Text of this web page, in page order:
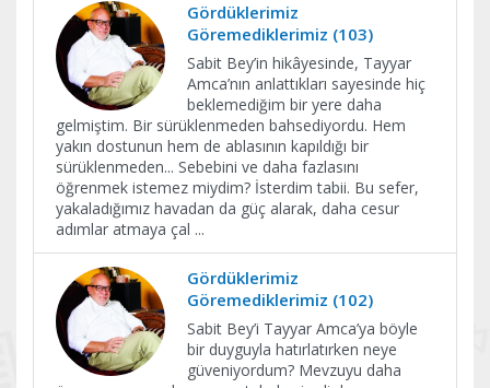
Gördüklerimiz
Göremediklerimiz (103)
Sabit Bey’in hikâyesinde, Tayyar
Amca’nın anlattıkları sayesinde hiç
beklemediğim bir yere daha
gelmiştim. Bir sürüklenmeden bahsediyordu. Hem
yakın dostunun hem de ablasının kapıldığı bir
sürüklenmeden... Sebebini ve daha fazlasını
öğrenmek istemez miydim? İsterdim tabii. Bu sefer,
yakaladığımız havadan da güç alarak, daha cesur
adımlar atmaya çal ...
Gördüklerimiz
Göremediklerimiz (102)
Sabit Bey’i Tayyar Amca’ya böyle
bir duyguyla hatırlatırken neye
güveniyordum? Mevzuyu daha